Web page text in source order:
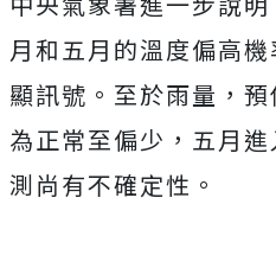
月和五月的溫度偏高
顯訊號。至於雨量，
為正常至偏少，五月
測尚有不確定性。